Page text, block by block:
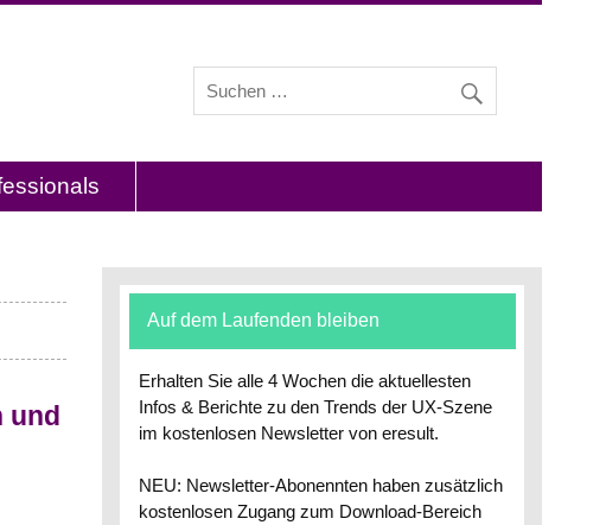
und Interviews mit Experten zu den Themen
und
Auf dem Laufenden bleiben
Erhalten Sie alle 4 Wochen die aktuellesten
Infos & Berichte zu den Trends der UX-Szene
im kostenlosen Newsletter von eresult.
NEU: Newsletter-Abonennten haben zusätzlich
kostenlosen Zugang zum Download-Bereich